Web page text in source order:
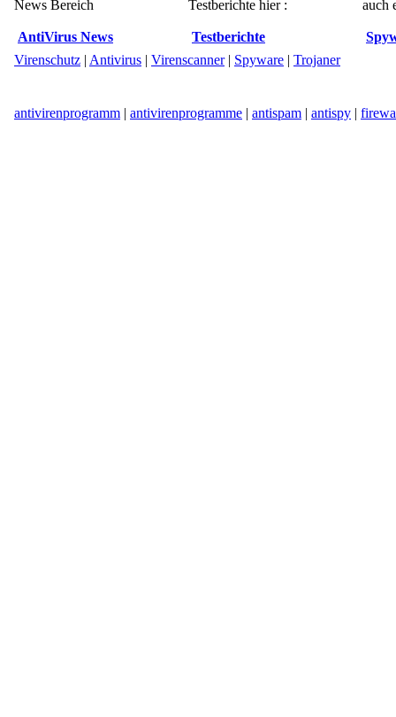
News Bereich
AntiVirus News
Testberichte hier :
Testberichte
auch
Virenschutz | Antivirus | Virenscanner| Spyware | Trojaner
antivirenprogramm | antivirenprogramme | antispam | antispy |